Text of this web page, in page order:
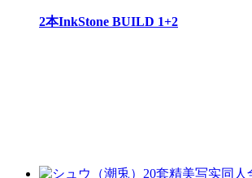
2本InkStone BUILD 1+2